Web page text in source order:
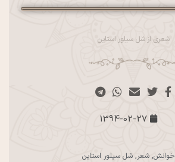
شعری از شل سیلور استاین
1394-02-27
خوانش,شعر,شل سیلور استاین